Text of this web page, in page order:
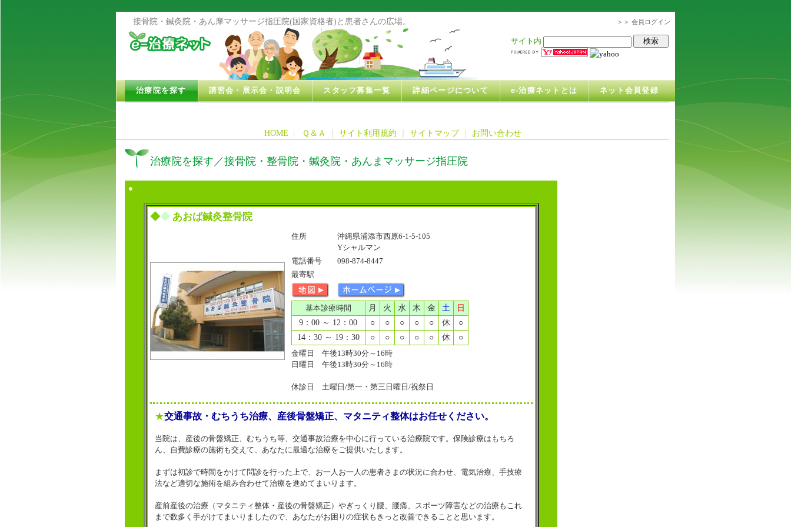
接骨院・鍼灸院・あん摩マッサージ指圧院(国家資格者)と患者さんの広場。 ＞＞ 会員ログイン
サイト内
治療院を探す 講習会・展示会・説明会 スタッフ募集一覧 詳細ページについて e-治療ネットとは ネット会員登録
HOME | Ｑ＆Ａ サイト利用規約 サイトマップ｜ お問い合わせ
治療院を探す／接骨院・整骨院・鍼灸院・あんまマッサージ指圧院
●
◆◆あおば鍼灸整骨院
住所
沖縄県浦添市西原6-1-5-105
Yシャルマン
電話番号
098-874-8447
最寄駅
基本診療時間 月 火 水 木 金 土
日
9：00 ～ 12：00
○ ○ ○ ○ ○ 休
○
14：30 ～ 19：30
○ ○ ○ ○ ○ 休
○
金曜日 午後13時30分～16時
日曜日 午後13時30分～16時
休診日 土曜日/第一・第三日曜日/祝祭日
★交通事故・むちうち治療、産後骨盤矯正、マタニティ整体はお任せください。
当院は、産後の骨盤矯正、むちうち等、交通事故治療を中心に行っている治療院です。保険診療はもちろ
ん、自費診療の施術も交えて、あなたに最適な治療をご提供いたします。
まずは初診で時間をかけて問診を行った上で、お一人お一人の患者さまの状況に合わせ、電気治療、手技療
法など適切な施術を組み合わせて治療を進めてまいります。
産前産後の治療（マタニティ整体・産後の骨盤矯正）やぎっくり腰、腰痛、スポーツ障害などの治療もこれ
まで数多く手がけてまいりましたので、あなたがお困りの症状もきっと改善できることと思います。